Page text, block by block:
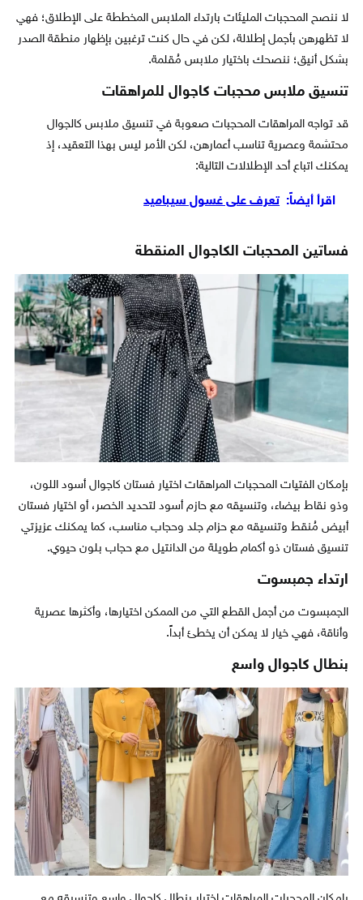
لا ننصح المحجبات المليئات بارتداء الملابس المخططة على الإطلاق؛ فهي
لا تظهرهن بأجمل إطلالة، لكن في حال كنت ترغبين بإظهار منطقة الصدر
بشكل أنيق؛ ننصحك باختيار ملابس مُقلمة.
تنسيق ملابس محجبات كاجوال للمراهقات
قد تواجه المراهقات المحجبات صعوبة في تنسيق ملابس كالجوال
محتشمة وعصرية تناسب أعمارهن، لكن الأمر ليس بهذا التعقيد، إذ
يمكنك اتباع أحد الإطلالات التالية:
اقرأ أيضاً: تعرف على غسول سيباميد
فساتين المحجبات الكاجوال المنقطة
بإمكان الفتيات المحجبات المراهقات اختيار فستان كاجوال أسود اللون،
وذو نقاط بيضاء، وتنسيقه مع حازم أسود لتحديد الخصر، أو اختيار فستان
أبيض مُنقط وتنسيقه مع حزام جلد وحجاب مناسب، كما يمكنك عزيزتي
تنسيق فستان ذو أكمام طويلة من الدانتيل مع حجاب بلون حيوي.
ارتداء جمبسوت
الجمبسوت من أجمل القطع التي من الممكن اختيارها، وأكثرها عصرية
وأناقة، فهي خيار لا يمكن أن يخطئ أبداً.
بنطال كاجوال واسع
X